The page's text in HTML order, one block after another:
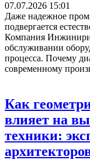
07.07.2026 15:01
Даже надежное
подвергается
Компания
обслуживании
процесса. Почему
современному
Как
влияет на
техники: